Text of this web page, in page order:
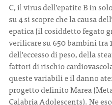
C, il virus dell’epatite B in
su 4 si scopre che la causa
epatica (il cosiddetto fegato
verificare su 650 bambini tra
dell’eccesso di peso, della
fattori di rischio
queste variabili e il danno
progetto definito Marea
Calabria Adolescents). Ne